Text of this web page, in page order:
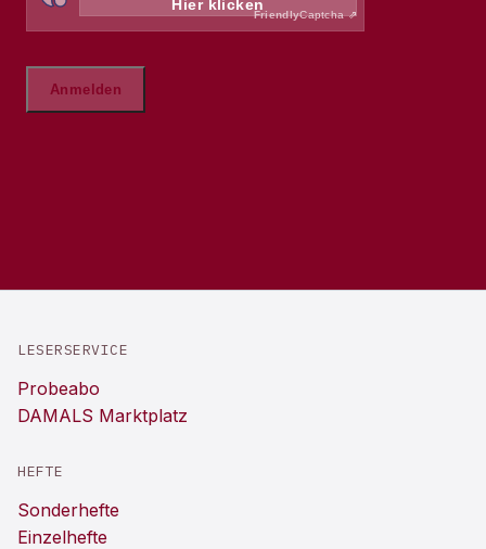
LESERSERVICE
Probeabo
DAMALS Marktplatz
HEFTE
Sonderhefte
Einzelhefte